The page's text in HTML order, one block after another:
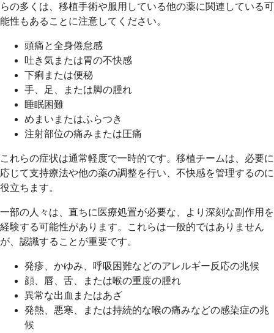
らの多くは、移植手術や服用している他の薬に関連している可
能性もあることに注意してください。
頭痛と全身倦怠感
吐き気または胃の不快感
下痢または便秘
手、足、または脚の腫れ
睡眠困難
めまいまたはふらつき
注射部位の痛みまたは圧痛
これらの症状は通常軽度で一時的です。移植チームは、必要に
応じて支持療法や他の薬の調整を行い、不快感を管理するのに
役立ちます。
一部の人々は、直ちに医療処置が必要な、より深刻な副作用を
経験する可能性があります。これらは一般的ではありません
が、認識することが重要です。
発疹、かゆみ、呼吸困難などのアレルギー反応の兆候
顔、唇、舌、または喉の重度の腫れ
異常な出血またはあざ
発熱、悪寒、または持続的な喉の痛みなどの感染症の兆
候